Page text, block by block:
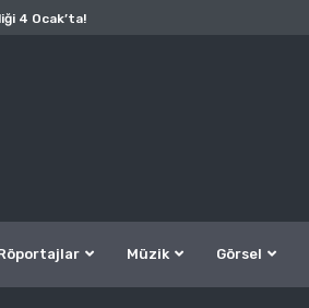
4 Ocak’ta!
Müzik Görsel